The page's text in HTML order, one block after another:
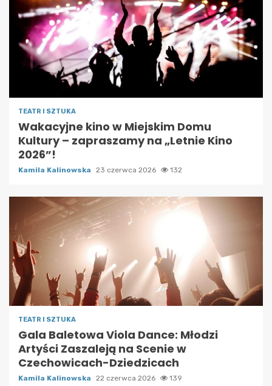
TEATR I SZTUKA
Wakacyjne kino w Miejskim Domu
Kultury – zapraszamy na „Letnie Kino
2026”!
Kamila Kalinowska 23 czerwca 2026 132
TEATR I SZTUKA
Gala Baletowa Viola Dance: Młodzi
Artyści Zaszaleją na Scenie w
Czechowicach-Dziedzicach
Kamila Kalinowska 22 czerwca 2026 139